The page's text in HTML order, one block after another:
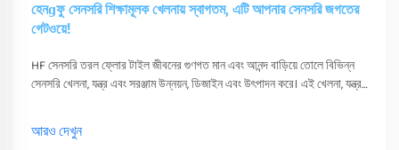
হেনɡফু সেনসরি শিক্ষামূলক খেলনায় স্বাগতম, এটি আপনার সেনসরি জগতের
গেটওয়ে!
HF সেনসরি তরল ফ্লোর টাইল জীবনের গুণগত মান এবং আনন্দ বাড়িয়ে তোলে বিভিন্ন
সেনসরি খেলনা, যন্ত্র এবং সরঞ্জাম উন্নয়ন, ডিজাইন এবং উৎপাদন করে। এই খেলনা, যন্ত্র
আরও দেখুন